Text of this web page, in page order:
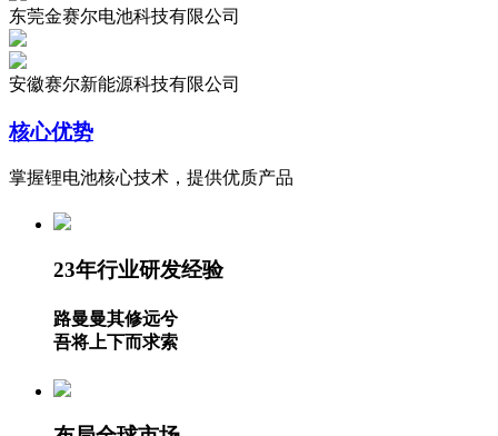
东莞金赛尔电池科技有限公司
安徽赛尔新能源科技有限公司
核心优势
掌握锂电池核心技术，提供优质产品
23年行业研发经验
路曼曼其修远兮
吾将上下而求索